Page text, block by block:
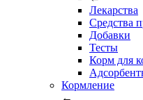
Лекарства
Средства
Добавки
Тесты
Корм для
Кормление
←